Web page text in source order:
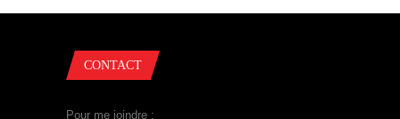
CONTACT
Pour me joindre :